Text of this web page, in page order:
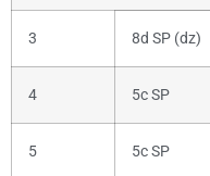
3 8d SP (dz)
4 5c SP
5 5c SP